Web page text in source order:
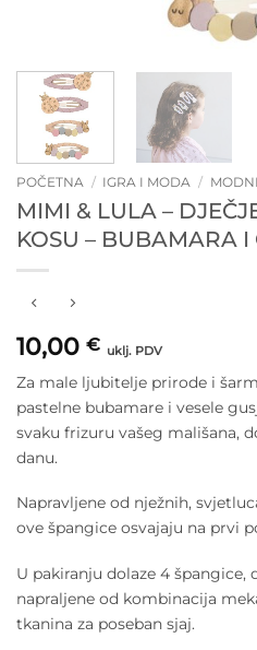
POČETNA / IGRA I MODA /
MIMI & LULA –
KOSU – BUBAMARA I
10,00 € uklj. PDV
Za male ljubitelje prirode i
pastelne bubamare i vesele
svaku frizuru vašeg mališana,
danu.
Napravljene od nježnih,
ove špangice osvajaju na prvi
U pakiranju dolaze 4 špangice,
napraljene od kombinacija
tkanina za poseban sjaj.